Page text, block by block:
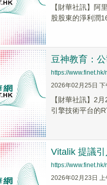
【財華社訊】
股股東的淨利潤
豆神教育：
https://
2026年02月25日 下
【財華社訊】2
引擎技術平台的
Vitalik 提議
https://
2026年02月23日 上